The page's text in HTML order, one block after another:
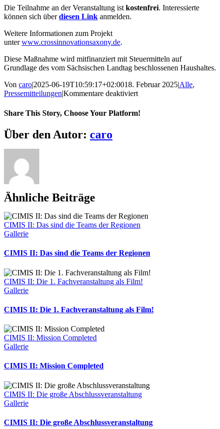
Die Teilnahme an der Veranstaltung istkostenfrei. Interessierte
können sich überdiesen Link anmelden.
Weitere Informationen zum Projekt
unterwww.crossinnovationsaxony.de.
Diese Maßnahme wird mitfinanziert mit Steuermitteln auf
Grundlage des vom Sächsischen Landtag beschlossenen Haushaltes.
Von caro|2025-06-19T10:59:17+02:0018. Februar 2025|Alle,
Pressemitteilungen|Kommentare deaktiviertfür
II:
Share This Story, Choose Your Platform!
Facebook
X
Reddit
LinkedIn
WhatsApp
Telegram
Tumblr
Pinterest
Vk
Xing
E-
Mail
Über den Autor: caro
Ähnliche Beiträge
CIMIS II: Das sind die Teams der Regionen
Gallerie
CIMIS II: Das sind die Teams der Regionen
CIMIS II: Die 1. Fachveranstaltung als Film!
Gallerie
CIMIS II: Die 1. Fachveranstaltung als Film!
CIMIS II: Mission Completed
Gallerie
CIMIS II: Mission Completed
CIMIS II: Die große Abschlussveranstaltung
Gallerie
CIMIS II: Die große Abschlussveranstaltung